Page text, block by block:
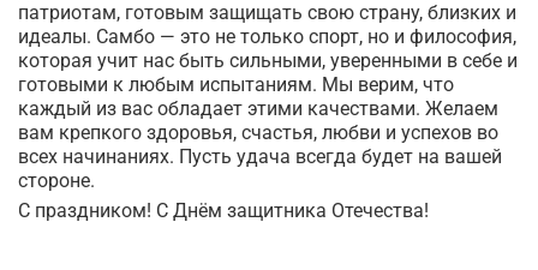
патриотам, готовым защищать свою страну, близких и
идеалы. Самбо — это не только спорт, но и философия,
которая учит нас быть сильными, уверенными в себе и
готовыми к любым испытаниям. Мы верим, что
каждый из вас обладает этими качествами. Желаем
вам крепкого здоровья, счастья, любви и успехов во
всех начинаниях. Пусть удача всегда будет на вашей
стороне.
С праздником! С Днём защитника Отечества!